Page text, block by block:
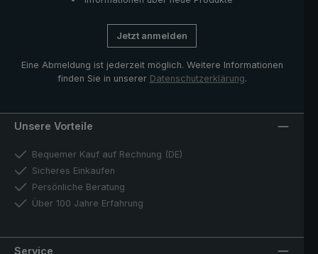
Jetzt anmelden
Eine Abmeldung ist jederzeit möglich. Weitere Informationen
finden Sie in unserer Datenschutzerklärung.
Unsere Vorteile
Bequemer Kauf auf Rechnung (DE)
Sicheres Einkaufen
Persönliche Beratung
Über 100 Jahre Erfahrung
Service